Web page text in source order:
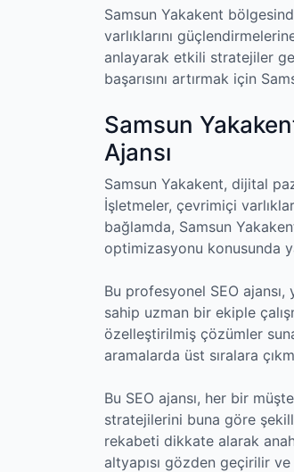
Samsun Yakakent
varlıklarını
anlayarak etkili stratejiler
başarısını artırmak için
Samsun
Ajansı
Samsun Yakakent, dijital
İşletmeler, çevrimiçi
bağlamda, Samsun
optimizasyonu konusunda
Bu profesyonel SEO ajansı,
sahip uzman bir ekiple
özelleştirilmiş çözümler
aramalarda üst sıralara
Bu SEO ajansı, her bir
stratejilerini buna göre
rekabeti dikkate alarak
altyapısı gözden geçirilir